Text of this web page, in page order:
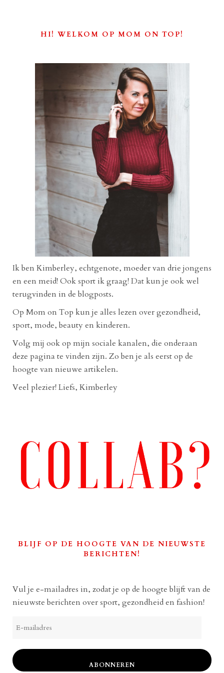
HI! WELKOM OP MOM ON TOP!
Ik ben Kimberley, echtgenote, moeder van drie jongens
en een meid! Ook sport ik graag! Dat kun je ook wel
terugvinden in de blogposts.
Op Mom on Top kun je alles lezen over gezondheid,
sport, mode, beauty en kinderen.
Volg mij ook op mijn sociale kanalen, die onderaan
deze pagina te vinden zijn. Zo ben je als eerst op de
hoogte van nieuwe artikelen.
Veel plezier! Liefs, Kimberley
BLIJF OP DE HOOGTE VAN DE NIEUWSTE
BERICHTEN!
Vul je e-mailadres in, zodat je op de hoogte blijft van de
nieuwste berichten over sport, gezondheid en fashion!
mailadres
ABONNEREN